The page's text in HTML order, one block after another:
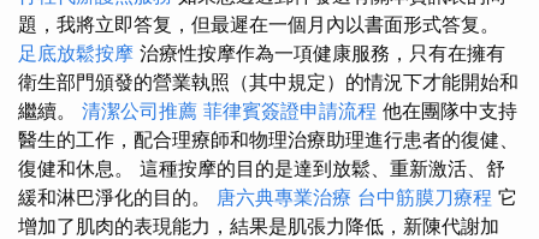
題，我將立即答复，但最遲在一個月內以書面形式答复。
足底放鬆按摩 治療性按摩作為一項健康服務，只有在擁有
衛生部門頒發的營業執照（其中規定）的情況下才能開始和
繼續。 清潔公司推薦 菲律賓簽證申請流程 他在團隊中支持
醫生的工作，配合理療師和物理治療助理進行患者的復健、
復健和休息。 這種按摩的目的是達到放鬆、重新激活、舒
緩和淋巴淨化的目的。 唐六典專業治療 台中筋膜刀療程 它
增加了肌肉的表現能力，結果是肌張力降低，新陳代謝加